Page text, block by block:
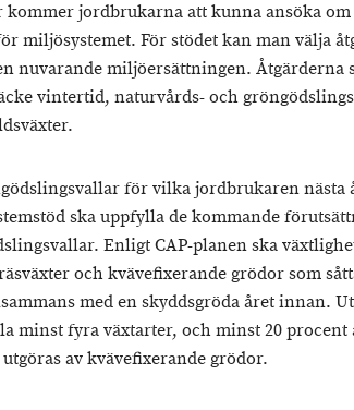
kommer jordbrukarna att kunna ansöka
miljösystemet. För stödet kan man välja
nuvarande miljöersättningen. Åtgärderna
vintertid, naturvårds- och
för vilka jordbrukaren nästa
ska uppfylla de kommande
Enligt CAP-planen ska
och kvävefixerande grödor som
med en skyddsgröda året innan.
minst fyra växtarter, och minst 20 procent
av kvävefixerande grödor.